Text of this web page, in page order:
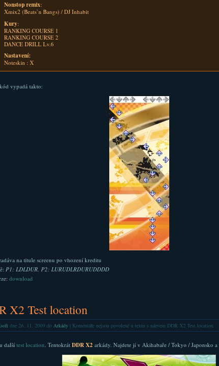
Nonstop remix:
Xmix2 (Beats’n Bangs) / DJ Inhabit
Kury:
RANKING COURSE 1
RANKING COURSE 2
DANCE DRILL Lv.6
Nastavení:
Noteskin : X
vypadá takto:
na titule screenu po vhození kreditu
P1: LDLDUR, P2: LURUDLRDURUDDDD
download
X2 Test location
dne 26. 11. 2009 do Arkády| Komentáře nejsou povolenéu textu s názvem DDR X2 Test location
dalšítest location. Tentokrát DDR X2 arkády. Najdete jí v Akihabaře / Tokyo / Japonsko